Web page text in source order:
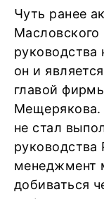
Чуть ранее
Масловского
руководства
он и
главой
Мещерякова.
не стал
руководства
менеджмент
добиваться